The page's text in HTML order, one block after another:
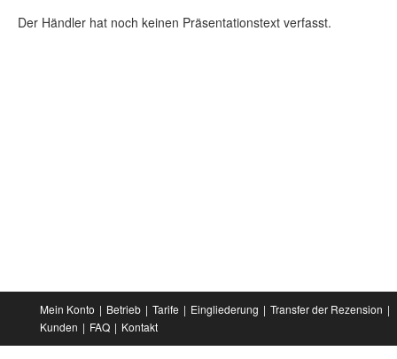
Der Händler hat noch keinen Präsentationstext verfasst.
Mein Konto Betrieb Tarife Eingliederung
Transfer der Rezension
Kunden
FAQ Kontakt